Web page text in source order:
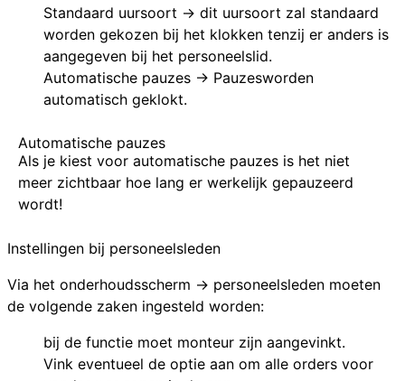
Standaard uursoort → dit uursoort zal standaard
worden gekozen bij het klokken tenzij er anders is
aangegeven bij het personeelslid.
Automatische pauzes → Pauzesworden
automatisch geklokt.
Automatische pauzes
Als je kiest voor automatische pauzes is het niet
meer zichtbaar hoe lang er werkelijk gepauzeerd
wordt!
Instellingen bij personeelsleden
Via het onderhoudsscherm → personeelsleden moeten
de volgende zaken ingesteld worden:
bij de functie moet monteur zijn aangevinkt.
Vink eventueel de optie aan om alle orders voor